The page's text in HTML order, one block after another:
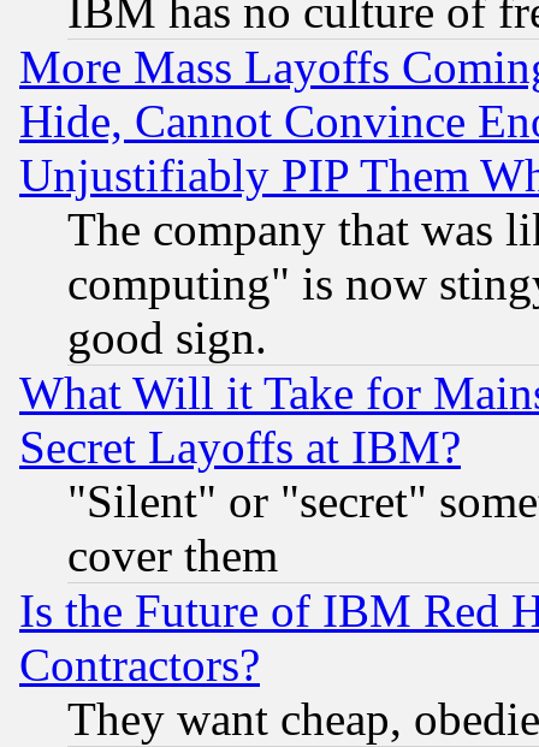
IBM has no culture of
More Mass Layoffs
Hide, Cannot Convince
Unjustifiably PIP Them
The company that was
computing" is now
good sign.
What Will it Take for
Secret Layoffs at IBM?
"Silent" or "secret"
cover them
Is the Future of IBM Red
Contractors?
They want cheap,